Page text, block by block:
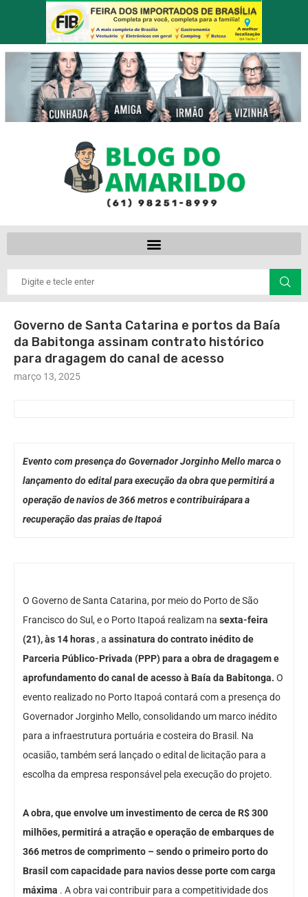
Governo de Santa Catarina e portos da Baía
da Babitonga assinam contrato histórico
para dragagem do canal de acesso
março 13, 2025
Evento com presença do Governador Jorginho Mello marca o
lançamento do edital para execução da obra que permitirá a
operação de navios de 366 metros e contribuirápara a
recuperação das praias de Itapoá
O Governo de Santa Catarina, por meio do Porto de São
Francisco do Sul, e o Porto Itapoá realizam na sexta-feira
(21), às 14 horas, a assinatura do contrato inédito de
Parceria Público-Privada (PPP) para a obra de dragagem e
aprofundamento do canal de acesso à Baía da Babitonga. O
evento realizado no Porto Itapoá contará com a presença do
Governador Jorginho Mello, consolidando um marco inédito
para a infraestrutura portuária e costeira do Brasil. Na
ocasião, também será lançado o edital de licitação para a
escolha da empresa responsável pela execução do projeto.
A obra, que envolve um investimento de cerca de R$ 300
milhões, permitirá a atração e operação de embarques de
366 metros de comprimento – sendo o primeiro porto do
Brasil com capacidade para navios desse porte com carga
máxima . A obra vai contribuir para a competitividade dos